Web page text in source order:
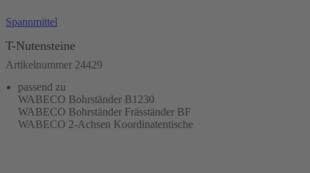
Spannmittel
T-Nutensteine
Artikelnummer 24429
passend zu
WABECO Bohrständer B1230
WABECO Bohrständer Fräsständer BF
WABECO 2-Achsen Koordinatentische